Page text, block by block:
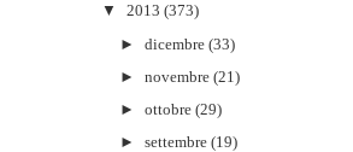
▼ 2013 (373)
►dicembre (33)
►novembre (21)
►ottobre (29)
►settembre (19)